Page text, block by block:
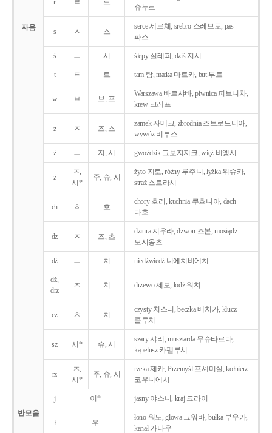
자음
r ㄹ 르
슈누르
s ㅅ 스
serce 세르체, srebro 스레브로, pas
파스
ś ㅡ 시 ślepy 실레피, dziś 지시
t ㅌ 트 tam 탐, matka 마트카, but 부트
w ㅂ 브, 프
Warszawa 바르샤바, piwnica 피브니차,
krew 크레프
z ㅈ 즈, 스
zamek 자메크, zbrodnia 즈브로드니아,
wywóz 비부스
ź ㅡ 지, 시 gwoździk 그보지지크, więź 비엥시
ż
ㅈ,
시*
주, 슈, 시
żyto 지토, różny 루주니, łyżka 위슈카,
straż 스트라시
ch ㅎ 흐
chory 호리, kuchnia 쿠흐니아, dach
다흐
dz ㅈ 즈, 츠
dziura 지우라, dzwon 즈본, mosiądz
모시옹츠
dź ㅡ 치 niedźwiedź 니에치비에치
dż,
drz
ㅈ 치 drzewo 제보, łodż 워치
cz ㅊ 치
czysty 치스티, beczka 베치카, klucz
클루치
sz 시* 슈, 시
szary 샤리, musztarda 무슈타르다,
kapelusz 카펠루시
rz
ㅈ,
시*
주, 슈, 시
rzeka 제카, Przemyśl 프셰미실, kołnierz
코우니에시
반모음
j 이* jasny 야스니, kraj 크라이
ł 우
łono 워노, głowa 그워바, bułka 부우카,
kanał 카나우